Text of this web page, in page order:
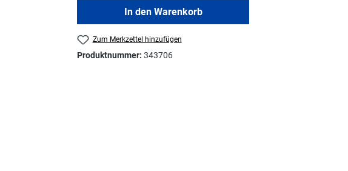
In den Warenkorb
Zum Merkzettel hinzufügen
Produktnummer:343706